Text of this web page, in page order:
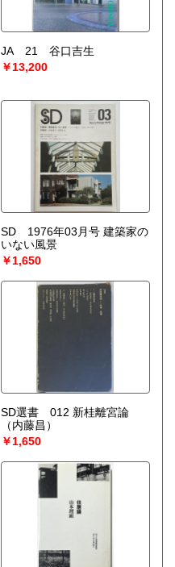
JA 21 谷口吉生
￥13,200
SD 1976年03月号 建築家の
いない風景
￥1,650
SD選書 012 新桂離宮論
（内藤昌）
￥1,650